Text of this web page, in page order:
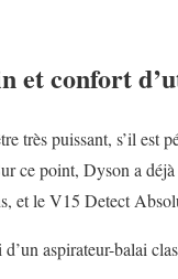
et confort
très puissant, s’il est
ce point, Dyson a
et le V15 Detect
aspirateur-balai